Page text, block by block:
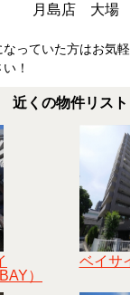
月島店 大場
っていた方はお気
！
近くの物件リスト
）
ベイサ